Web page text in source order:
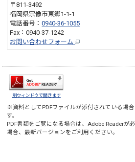
〒811-3492
福岡県宗像市東郷1-1-1
電話番号：0940-36-1055
Fax：0940-37-1242
お問い合わせフォーム
別ウィンドウで開きます
※資料としてPDFファイルが添付されている場
す。
PDF書類をご覧になる場合は、Adobe Readerが
場合、最新バージョンをご利用ください。